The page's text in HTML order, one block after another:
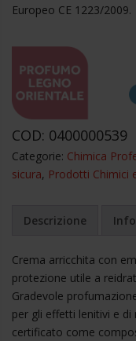
Europeo CE 1223/2009.
COD: 0400000539
Categorie: Chimica
sicura, Prodotti Chimici
Descrizione
Crema arricchita con
protezione utile a
Gradevole
per gli effetti lenitivi e
certificato come